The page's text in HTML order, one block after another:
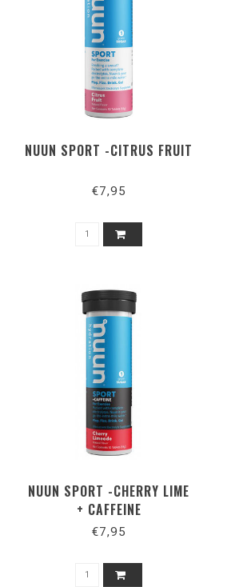
NUUN SPORT -CITRUS FRUIT
€7,95
NUUN SPORT -CHERRY LIME
+ CAFFEINE
€7,95